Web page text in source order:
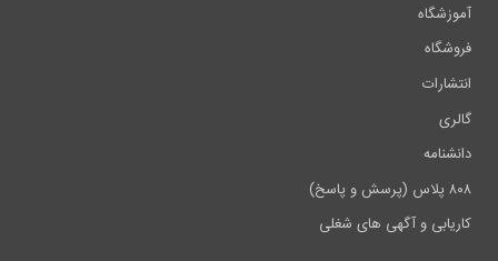
آموزشگاه
فروشگاه
انتشارات
گالری
دانشنامه
۸۰۸ پلاس (پرسش و پاسخ)
کاریابی و آگهی های شغلی